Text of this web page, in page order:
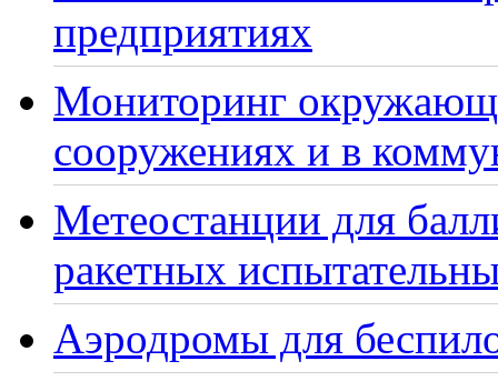
предприятиях
Мониторинг
сооружениях и в
Метеостанции для
ракетных
Аэродромы для